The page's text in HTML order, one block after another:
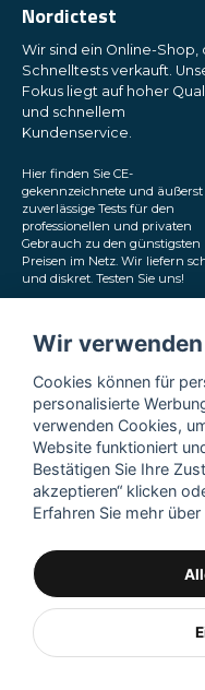
Nordictest
Wir sind ein Online-Shop,
Schnelltests verkauft.
Fokus liegt auf hoher
und schnellem
Kundenservice.
Hier finden Sie CE-
gekennzeichnete und äußerst
zuverlässige Tests für den
professionellen und privaten
Gebrauch zu den günstigsten
Preisen im Netz. Wir liefern
und diskret. Testen Sie uns!
sozialen Medien
Wir
Cookies können für
personalisierte
verwenden Cookies,
Website funktioniert
Bestätigen Sie Ihre
akzeptieren“ klicken
Erfahren Sie mehr über